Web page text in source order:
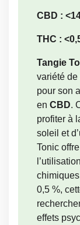
CBD :
THC :
Tangie
variété de
pour son
en CBD.
profiter à
soleil et
Tonic
0,5 %,
effets